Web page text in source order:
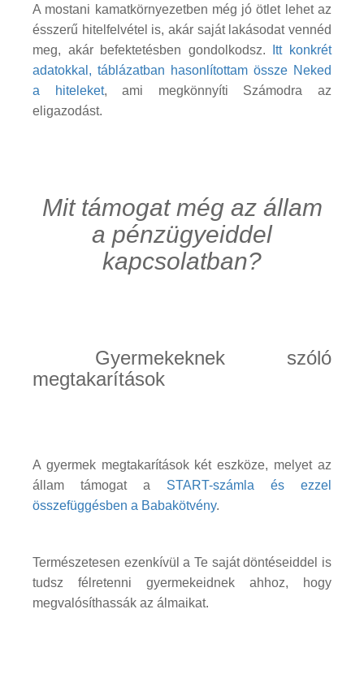
A mostani kamatkörnyezetben még jó ötlet lehet az
ésszerű hitelfelvétel is, akár saját lakásodat vennéd
meg, akár befektetésben gondolkodsz.
Itt konkrét
adatokkal, táblázatban hasonlítottam össze Neked
a hiteleket, ami megkönnyíti Számodra az
eligazodást.
Mit támogat még az állam
a pénzügyeiddel
kapcsolatban?
Gyermekeknek szóló
megtakarítások
A gyermek megtakarítások két eszköze, melyet az
állam támogat a START-számla és ezzel
összefüggésben a Babakötvény.
Természetesen ezenkívül a Te saját döntéseiddel is
tudsz félretenni gyermekeidnek ahhoz, hogy
megvalósíthassák az álmaikat.